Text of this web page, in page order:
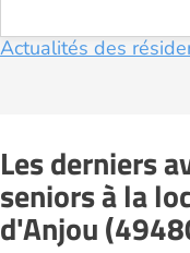
Actualités des
Les derniers
seniors à la
d'Anjou